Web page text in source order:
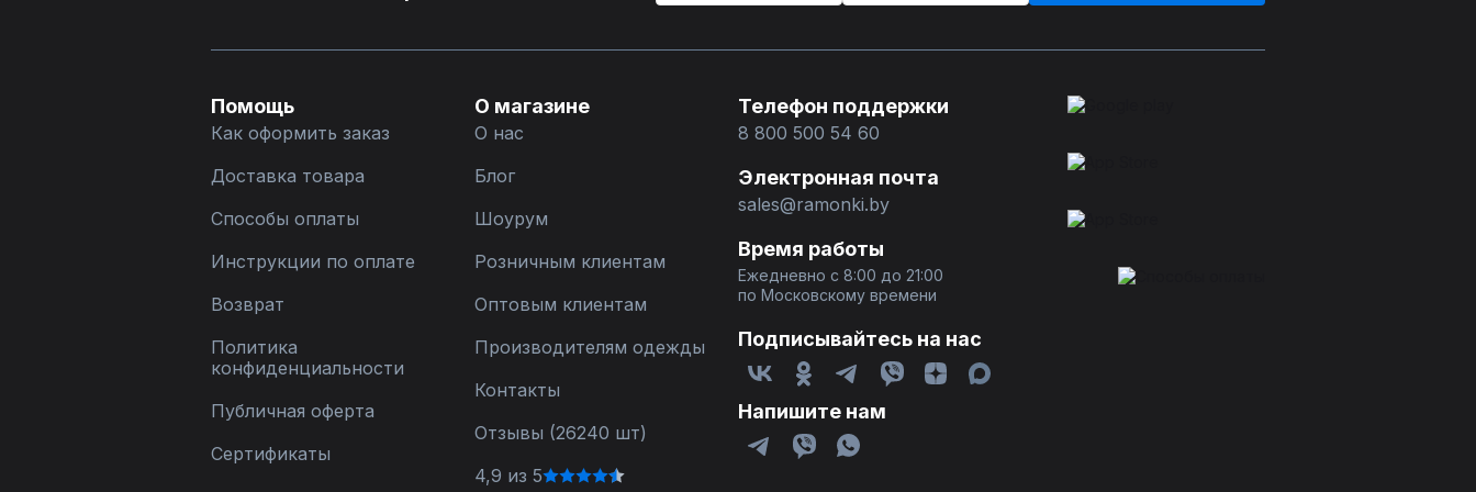
Помощь
Как оформить заказ
Доставка товара
Способы оплаты
Инструкции по оплате
Возврат
Политика
конфиденциальности
Публичная оферта
Сертификаты
О магазине
О нас
Блог
Шоурум
Розничным клиентам
Оптовым клиентам
Производителям одежды
Контакты
Отзывы (26240 шт)
4,9 из 5
Телефон поддержки
8 800 500 54 60
Электронная почта
sales@ramonki.by
Время работы
Ежедневно с 8:00 до 21:00
по Московскому времени
Подписывайтесь на нас
Напишите нам